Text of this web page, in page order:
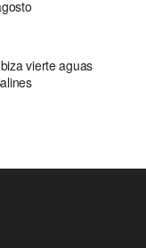
vierte aguas